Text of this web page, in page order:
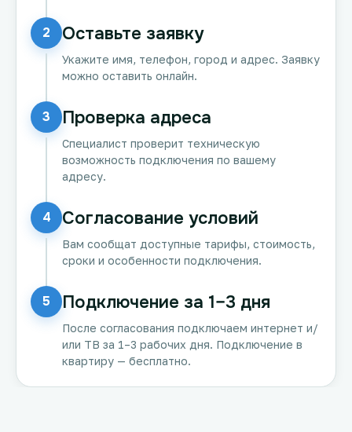
2 Оставьте заявку
Укажите имя, телефон, город и адрес. Заявку
можно оставить онлайн.
3 Проверка адреса
Специалист проверит техническую
возможность подключения по вашему
адресу.
4 Согласование условий
Вам сообщат доступные тарифы, стоимость,
сроки и особенности подключения.
5 Подключение за 1–3 дня
После согласования подключаем интернет и/
или ТВ за 1–3 рабочих дня. Подключение в
квартиру — бесплатно.